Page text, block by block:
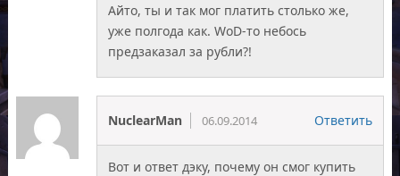
Айто, ты и так мог платить столько же,
уже полгода как. WoD-то небось
предзаказал за рубли?!
NuclearMan 06.09.2014 Ответить
Вот и ответ дэку, почему он смог купить